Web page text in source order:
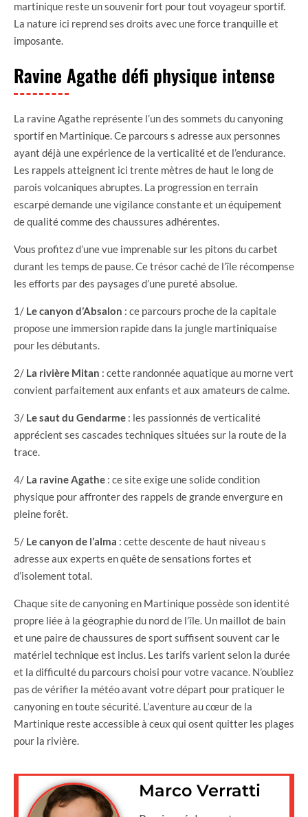
martinique reste un souvenir fort pour tout voyageur sportif.
La nature ici reprend ses droits avec une force tranquille et
imposante.
Ravine Agathe défi physique intense
La ravine Agathe représente l’un des sommets du canyoning
sportif en Martinique. Ce parcours s adresse aux personnes
ayant déjà une expérience de la verticalité et de l’endurance.
Les rappels atteignent ici trente mètres de haut le long de
parois volcaniques abruptes. La progression en terrain
escarpé demande une vigilance constante et un équipement
de qualité comme des chaussures adhérentes.
Vous profitez d’une vue imprenable sur les pitons du carbet
durant les temps de pause. Ce trésor caché de l’île récompense
les efforts par des paysages d’une pureté absolue.
1/ Le canyon d’Absalon : ce parcours proche de la capitale
propose une immersion rapide dans la jungle martiniquaise
pour les débutants.
2/ La rivière Mitan : cette randonnée aquatique au morne vert
convient parfaitement aux enfants et aux amateurs de calme.
3/ Le saut du Gendarme : les passionnés de verticalité
apprécient ses cascades techniques situées sur la route de la
trace.
4/ La ravine Agathe : ce site exige une solide condition
physique pour affronter des rappels de grande envergure en
pleine forêt.
5/ Le canyon de l’alma : cette descente de haut niveau s
adresse aux experts en quête de sensations fortes et
d’isolement total.
Chaque site de canyoning en Martinique possède son identité
propre liée à la géographie du nord de l’île. Un maillot de bain
et une paire de chaussures de sport suffisent souvent car le
matériel technique est inclus. Les tarifs varient selon la durée
et la difficulté du parcours choisi pour votre vacance. N’oubliez
pas de vérifier la météo avant votre départ pour pratiquer le
canyoning en toute sécurité. L’aventure au cœur de la
Martinique reste accessible à ceux qui osent quitter les plages
pour la rivière.
Marco Verratti